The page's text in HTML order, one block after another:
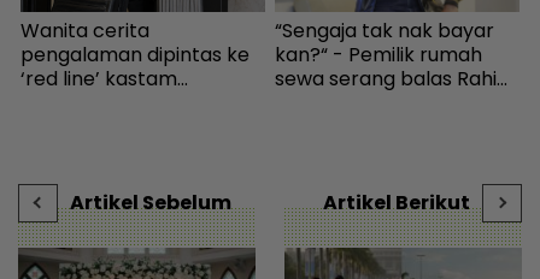
Wanita cerita
pengalaman dipintas ke
‘red line’ kastam
“Sengaja tak nak bayar
kan?“ - Pemilik rumah
sewa serang balas Rahim
Artikel Sebelum Artikel Berikut